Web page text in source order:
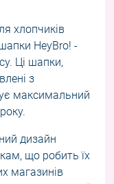
хлопчиків
HeyBro! -
Ці шапки,
з
максимальний
дизайн
що робить їх
магазинів